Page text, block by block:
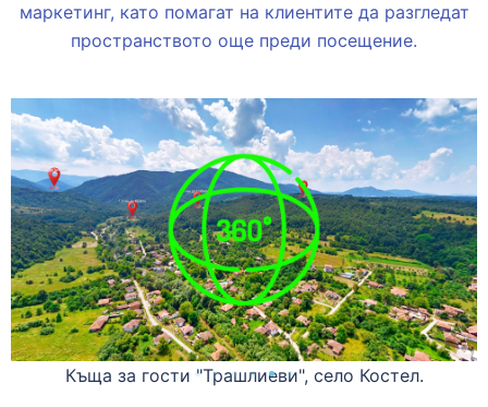
маркетинг, като помагат на клиентите да разгледат
пространството още преди посещение.
Къща в комплекс "Терес", в Радиново.